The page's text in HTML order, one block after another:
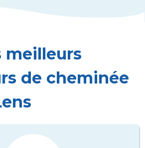
meilleurs
de cheminée